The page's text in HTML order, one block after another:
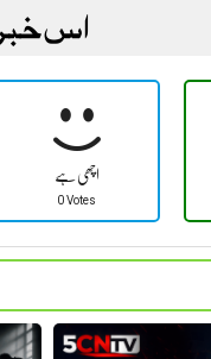
اس خبر
اچھی ہے
0 Votes